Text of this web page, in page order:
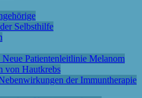
Selbsthilfe
Patientenleitlinie Melanom
von Hautkrebs
der Immuntherapie